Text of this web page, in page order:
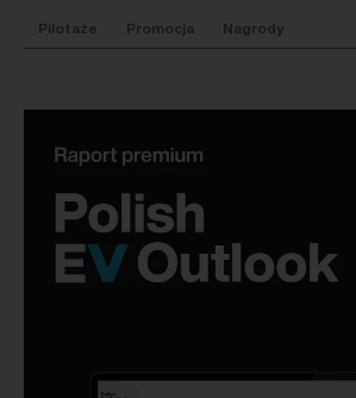
Pilotaże Promocja Nagrody